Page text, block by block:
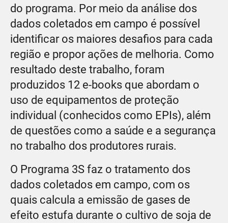
do programa. Por meio da análise dos
dados coletados em campo é possível
identificar os maiores desafios para cada
região e propor ações de melhoria. Como
resultado deste trabalho, foram
produzidos 12 e-books que abordam o
uso de equipamentos de proteção
individual (conhecidos como EPIs), além
de questões como a saúde e a segurança
no trabalho dos produtores rurais.
O Programa 3S faz o tratamento dos
dados coletados em campo, com os
quais calcula a emissão de gases de
efeito estufa durante o cultivo de soja de